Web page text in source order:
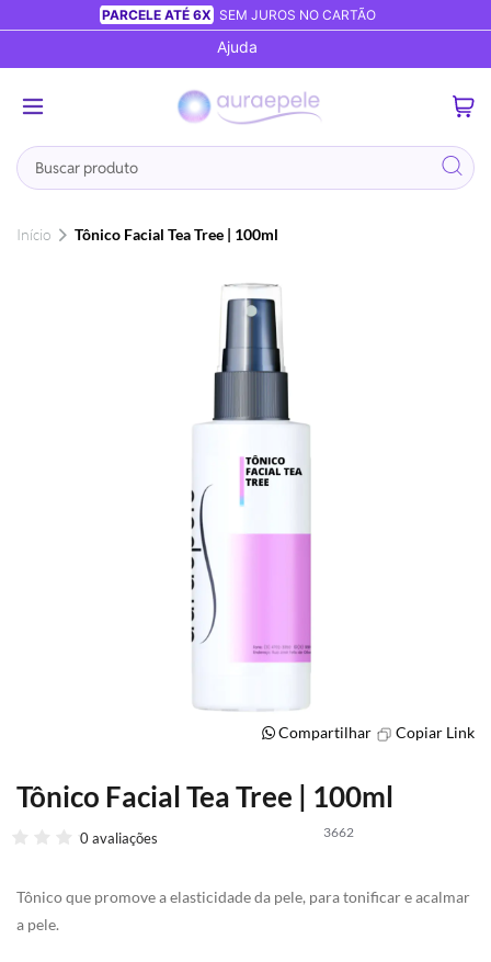
PARCELE ATÉ 6X SEM JUROS NO CARTÃO
Ajuda
Busca
Início Tônico Facial Tea Tree | 100ml
Tônico Facial Tea Tree | 100ml
3662
0 avaliações
Tônico que promove a elasticidade da pele, para tonificar e acalmar
a pele.
Compartilhar Copiar Link
Saltar
para
Galeria
de